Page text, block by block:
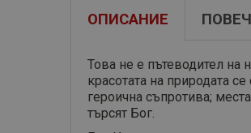
ОПИСАНИЕ
Това не е пътеводител на
красотата на природата
героична съпротива;
търсят Бог.